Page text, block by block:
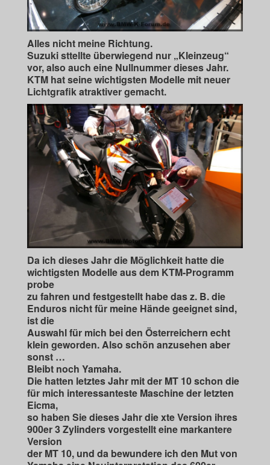
Alles nicht meine Richtung.
Suzuki sttellte überwiegend nur „Kleinzeug“
vor, also auch eine Nullnummer dieses Jahr.
KTM hat seine wichtigsten Modelle mit neuer
Lichtgrafik atraktiver gemacht.
Da ich dieses Jahr die Möglichkeit hatte die
wichtigsten Modelle aus dem KTM-Programm
probe
zu fahren und festgestellt habe das z. B. die
Enduros nicht für meine Hände geeignet sind,
ist die
Auswahl für mich bei den Österreichern echt
klein geworden. Also schön anzusehen aber
sonst …
Bleibt noch Yamaha.
Die hatten letztes Jahr mit der MT 10 schon die
für mich interessanteste Maschine der letzten
Eicma,
so haben Sie dieses Jahr die xte Version ihres
900er 3 Zylinders vorgestellt eine markantere
Version
der MT 10, und da bewundere ich den Mut von